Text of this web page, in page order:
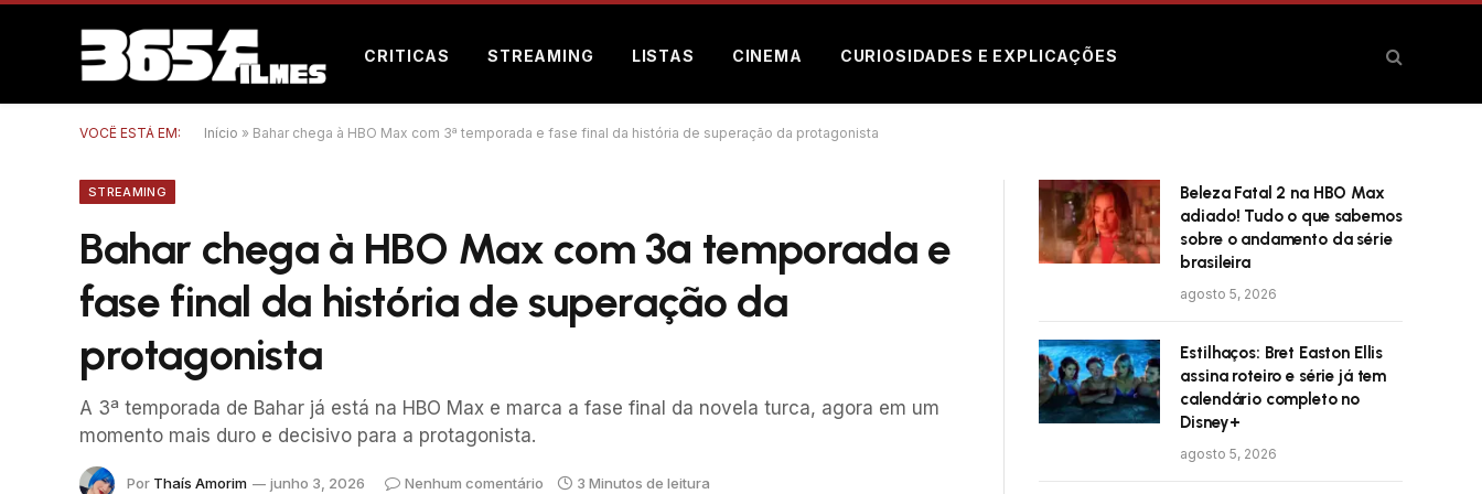
CRITICAS STREAMING LISTAS CINEMA CURIOSIDADES E EXPLICAÇÕES
VOCÊ ESTÁ EM: Início » Bahar chega à HBO Max com 3ª temporada e fase final da história de superação da protagonista
STREAMING
Bahar chega à HBO Max com 3ª temporada e
fase final da história de superação da
protagonista
A 3ª temporada de Bahar já está na HBO Max e marca a fase final da novela turca, agora em um
momento mais duro e decisivo para a protagonista.
Por Thaís Amorim junho 3, 2026 Nenhum comentário 3 Minutos de leitura
Beleza Fatal 2 na HBO Max
adiado! Tudo o que sabemos
sobre o andamento da série
brasileira
agosto 5, 2026
Estilhaços: Bret Easton Ellis
assina roteiro e série já tem
calendário completo no
Disney+
agosto 5, 2026